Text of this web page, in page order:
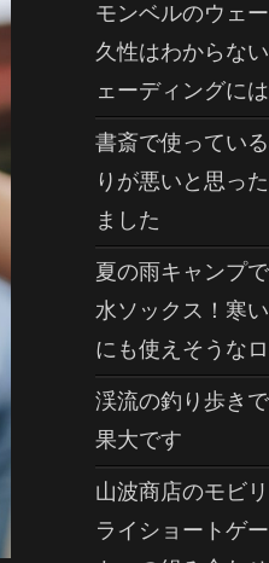
モンベルのウェ
久性はわからな
ェーディングに
書斎で使ってい
りが悪いと思っ
ました
夏の雨キャンプ
水ソックス！寒
にも使えそうな
渓流の釣り歩き
果大です
山波商店のモビ
ライショートゲ